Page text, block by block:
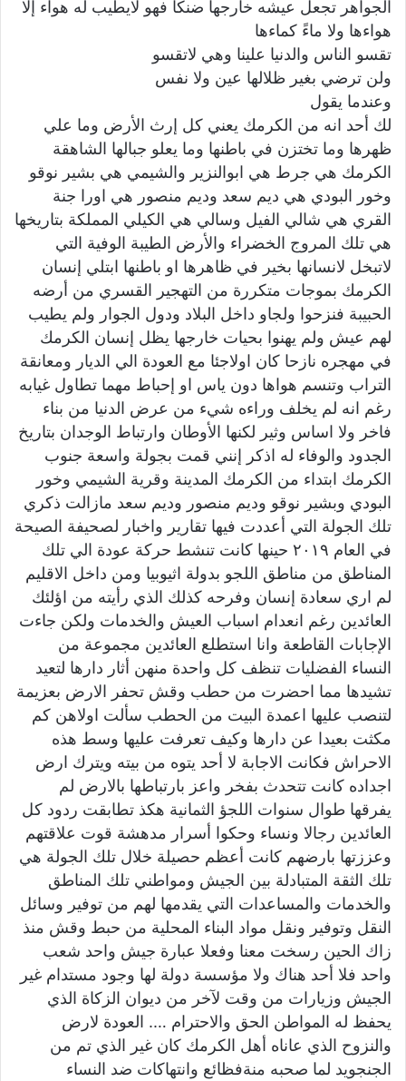
الجواهر تجعل عيشه خارجها ضنكا فهو لايطيب له هواء إلا
هواءها ولا ماءً كماءها
تقسو الناس والدنيا علينا وهي لاتقسو
ولن ترضي بغير ظلالها عين ولا نفس
وعندما يقول
لك أحد انه من الكرمك يعني كل إرث الأرض وما علي
ظهرها وما تختزن في باطنها وما يعلو جبالها الشاهقة
الكرمك هي جرط هي ابوالنزير والشيمي هي بشير نوقو
وخور البودي هي ديم سعد وديم منصور هي اورا جنة
القري هي شالي الفيل وسالي هي الكيلي المملكة بتاريخها
هي تلك المروج الخضراء والأرض الطيبة الوفية التي
لاتبخل لانسانها بخير في ظاهرها او باطنها ابتلي إنسان
الكرمك بموجات متكررة من التهجير القسري من أرضه
الحبيبة فنزحوا ولجاو داخل البلاد ودول الجوار ولم يطيب
لهم عيش ولم يهنوا بحيات خارجها يظل إنسان الكرمك
في مهجره نازحا كان اولاجئا مع العودة الي الديار ومعانقة
التراب وتنسم هواها دون ياس او إحباط مهما تطاول غيابه
رغم انه لم يخلف وراءه شيء من عرض الدنيا من بناء
فاخر ولا اساس وثير لكنها الأوطان وارتباط الوجدان بتاريخ
الجدود والوفاء له اذكر إنني قمت بجولة واسعة جنوب
الكرمك ابتداء من الكرمك المدينة وقرية الشيمي وخور
البودي وبشير نوقو وديم منصور وديم سعد مازالت ذكري
تلك الجولة التي أعددت فيها تقارير واخبار لصحيفة الصيحة
في العام ٢٠١٩ حينها كانت تنشط حركة عودة الي تلك
المناطق من مناطق اللجو بدولة اثيوبيا ومن داخل الاقليم
لم اري سعادة إنسان وفرحه كذلك الذي رأيته من اؤلئك
العائدين رغم انعدام اسباب العيش والخدمات ولكن جاءت
الإجابات القاطعة وانا استطلع العائدين مجموعة من
النساء الفضليات تنظف كل واحدة منهن أثار دارها لتعيد
تشيدها مما احضرت من حطب وقش تحفر الارض بعزيمة
لتنصب عليها اعمدة البيت من الحطب سألت اولاهن كم
مكثت بعيدا عن دارها وكيف تعرفت عليها وسط هذه
الاحراش فكانت الاجابة لا أحد يتوه من بيته ويترك ارض
اجداده كانت تتحدث بفخر واعز بارتباطها بالارض لم
يفرقها طوال سنوات اللجؤ الثمانية هكذ تطابقت ردود كل
العائدين رجالا ونساء وحكوا أسرار مدهشة قوت علاقتهم
وعززتها بارضهم كانت أعظم حصيلة خلال تلك الجولة هي
تلك الثقة المتبادلة بين الجيش ومواطني تلك المناطق
والخدمات والمساعدات التي يقدمها لهم من توفير وسائل
النقل وتوفير ونقل مواد البناء المحلية من حبط وقش منذ
زاك الحين رسخت معنا وفعلا عبارة جيش واحد شعب
واحد فلا أحد هناك ولا مؤسسة دولة لها وجود مستدام غير
الجيش وزيارات من وقت لآخر من ديوان الزكاة الذي
يحفظ له المواطن الحق والاحترام …. العودة لارض
والنزوح الذي عاناه أهل الكرمك كان غير الذي تم من
الجنجويد لما صحبه منةفظائع وانتهاكات ضد النساء